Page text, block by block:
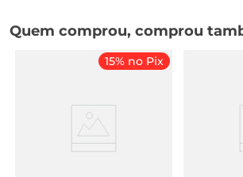
Quem comprou, comprou
15% no Pix